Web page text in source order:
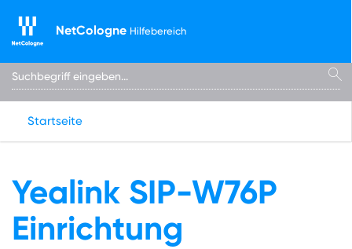
NetCologne Hilfebereich
Startseite
Yealink SIP-W76P
Einrichtung